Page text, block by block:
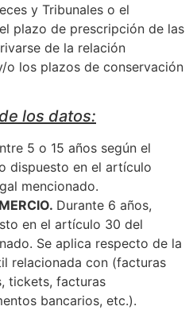
y Tribunales o el
plazo de prescripción de las
de la relación
o los plazos de conservación
los datos:
5 o 15 años según el
dispuesto en el artículo
mencionado.
Durante 6 años,
en el artículo 30 del
Se aplica respecto de la
relacionada con (facturas
tickets, facturas
bancarios, etc.).